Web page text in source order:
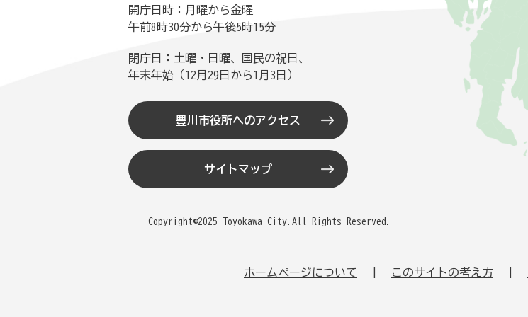
開庁日時：月曜から金曜
午前8時30分から午後5時15分
閉庁日：土曜・日曜、国民の祝日、
年末年始（12月29日から1月3日）
豊川市役所へのアクセス
サイトマップ
Copyright©2025 Toyokawa City.All Rights Reserved.
ホームページについて このサイトの考え方